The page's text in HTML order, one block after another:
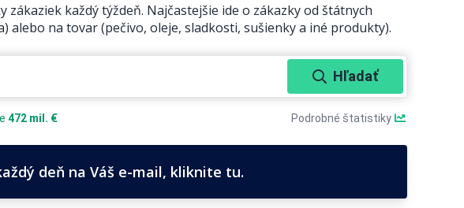
každý týždeň. Najčastejšie ide o zákazky od štátnych
alebo na tovar (pečivo, oleje, sladkosti, sušienky a iné produkty).
Hľadať
472 mil. € Podrobné štatistiky
deň na Váš e-mail, kliknite tu.